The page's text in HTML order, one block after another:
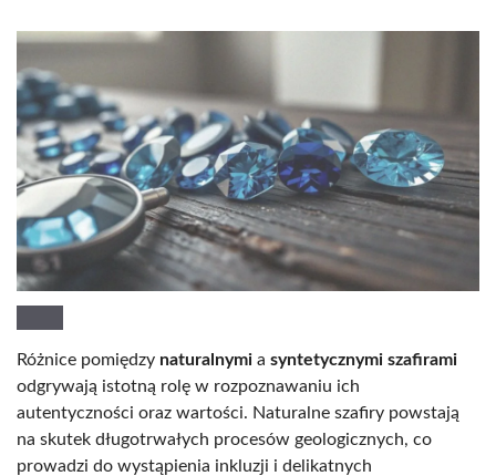
Różnice pomiędzy naturalnymi a syntetycznymi szafirami
odgrywają istotną rolę w rozpoznawaniu ich
autentyczności oraz wartości. Naturalne szafiry powstają
na skutek długotrwałych procesów geologicznych, co
prowadzi do wystąpienia inkluzji i delikatnych